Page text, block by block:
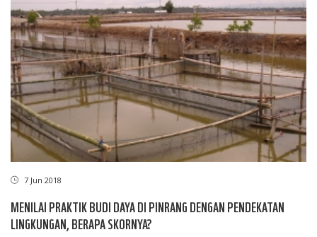
7 Jun 2018
MENILAI PRAKTIK BUDI DAYA DI PINRANG DENGAN PENDEKATAN
LINGKUNGAN, BERAPA SKORNYA?